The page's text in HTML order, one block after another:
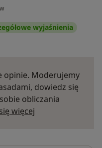
wyjaśnienia
opinie. Moderujemy
dowiedz się
obliczania
więcej